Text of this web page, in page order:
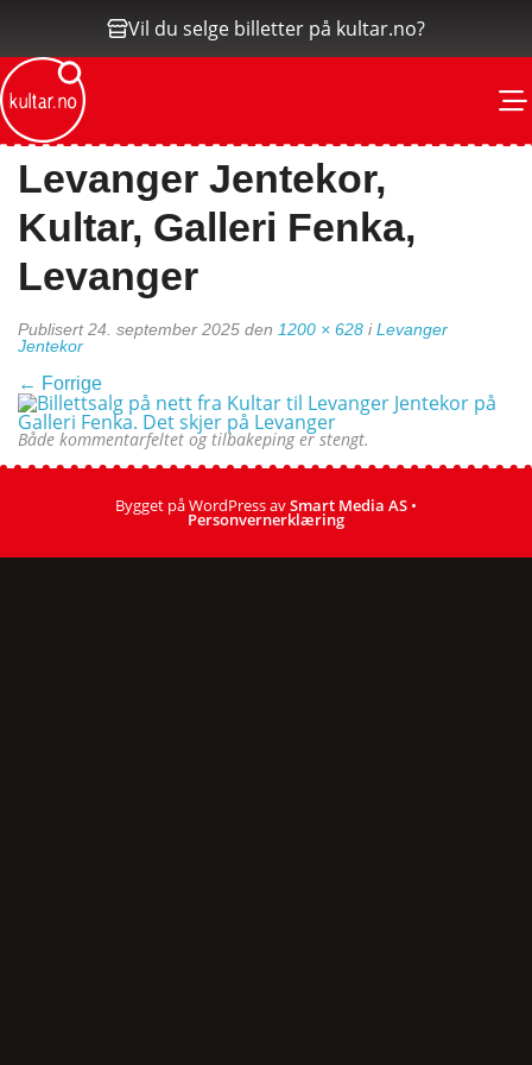
Vil du selge billetter på kultar.no?
Levanger Jentekor,
Kultar, Galleri Fenka,
Levanger
Publisert24. september 2025 den 1200 × 628 iLevanger
Jentekor
← Forrige
Både kommentarfeltet og tilbakeping er stengt.
Bygget på WordPress avSmart Media AS •
Personvernerklæring